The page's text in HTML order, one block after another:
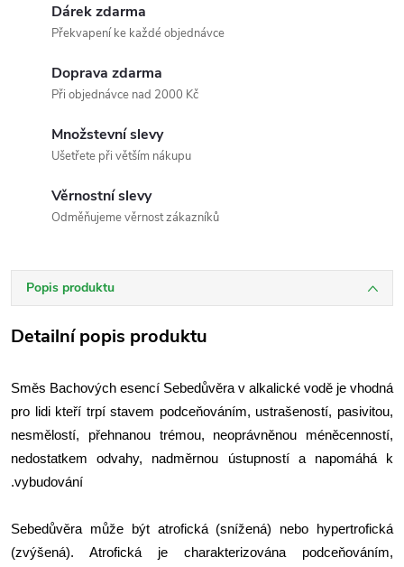
Dárek zdarma
Překvapení ke každé objednávce
Doprava zdarma
Při objednávce nad 2000 Kč
Množstevní slevy
Ušetřete při větším nákupu
Věrnostní slevy
Odměňujeme věrnost zákazníků
Popis produktu
Detailní popis produktu
Směs Bachových esencí Sebedůvěra v alkalické vodě je vhodná
pro lidi kteří trpí stavem podceňováním, ustrašeností, pasivitou,
nesmělostí, přehnanou trémou, neoprávněnou méněcenností,
nedostatkem odvahy, nadměrnou ústupností a napomáhá k
.vybudování
Sebedůvěra může být atrofická (snížená) nebo hypertrofická
(zvýšená). Atrofická je charakterizována podceňováním,